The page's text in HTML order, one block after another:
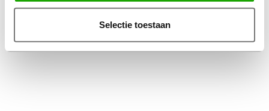
Selectie toestaan
Privacy Statement Profile Nederland B.V.
Disclaimer